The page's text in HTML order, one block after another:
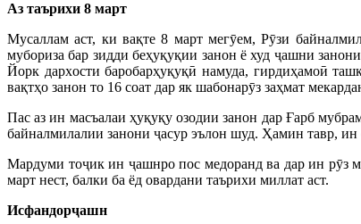
Аз таърихи 8 март
Мусаллам аст, ки вақте 8 март мегӯем, Рӯзи
мубориза бар зидди беҳуқуқии занон ё худ ҷашни
Йорк дархости баробарҳуқуқӣ намуда, гирдиҳамоӣ
вақтҳо занон то 16 соат дар як шабонарӯз заҳмат
Пас аз ин масъалаи ҳуқуқу озодии занон дар Ғарб
байналмилалии занони ҷасур эълон шуд. Ҳамин тавр,
Мардуми тоҷик ин ҷашнро пос медоранд ва дар ин рӯз
март нест, балки ба ёд овардани таърихи миллат аст.
Исфандорҷашн